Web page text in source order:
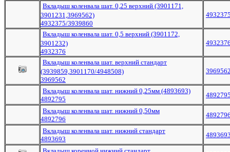
Вкладыш коленвала шат. 0,25 верхний (3901171,
3901231,3969562)
4932375/3939860
Вкладыш коленвала шат. 0,5 верхний (3901172,
3901232)
4932376
Вкладыш коленвала шат. верхний стандарт
(3939859,3901170/4948508)
3969562
Вкладыш коленвала шат. нижний 0,25мм (4893693)
4892795
Вкладыш коленвала шат. нижний 0,50мм
4892796
Вкладыш коленвала шат. нижний стандарт
4893693